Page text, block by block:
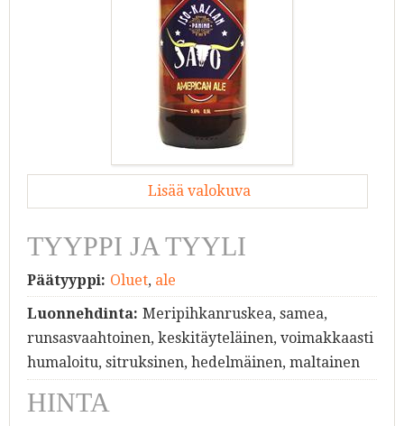
Lisää valokuva
TYYPPI JA TYYLI
Päätyyppi: Oluet, ale
Luonnehdinta: Meripihkanruskea, samea,
runsasvaahtoinen, keskitäyteläinen, voimakkaasti
humaloitu, sitruksinen, hedelmäinen, maltainen
HINTA